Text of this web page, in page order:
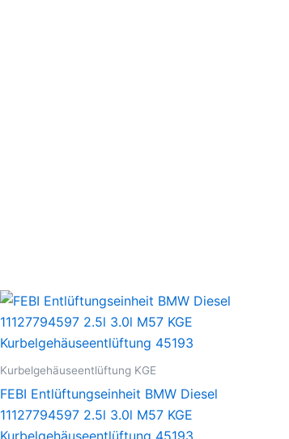
Kurbelgehäuseentlüftung KGE
FEBI Entlüftungseinheit BMW Diesel
11127794597 2.5l 3.0l M57 KGE
Kurbelgehäuseentlüftung 45193